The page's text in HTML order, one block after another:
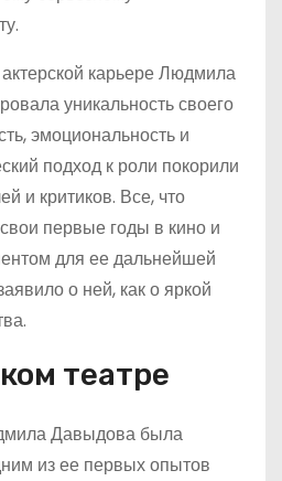
карьере Людмила
уникальность своего
эмоциональность и
подход к роли покорили
и критиков. Все, что
первые годы в кино и
для ее дальнейшей
о ней, как о яркой
театре
Давыдова была
из ее первых опытов